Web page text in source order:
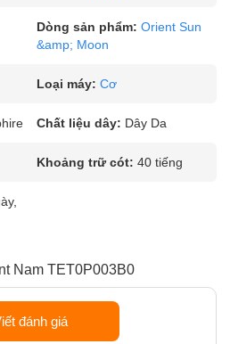
Dòng sản phẩm: Orient Sun
&amp; Moon
Loại máy: Cơ
Chất liệu dây: Dây Da
Khoảng trữ cót: 40 tiếng
Nam TET0P003B0
đánh giá